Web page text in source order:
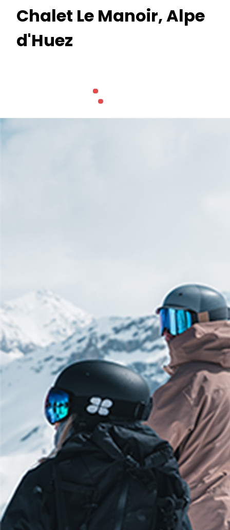
Chalet Le Manoir, Alpe
d'Huez